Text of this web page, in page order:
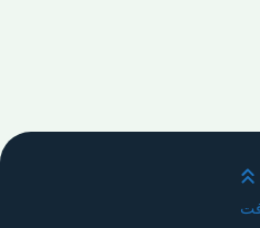
قم بالتمرير لأعلى